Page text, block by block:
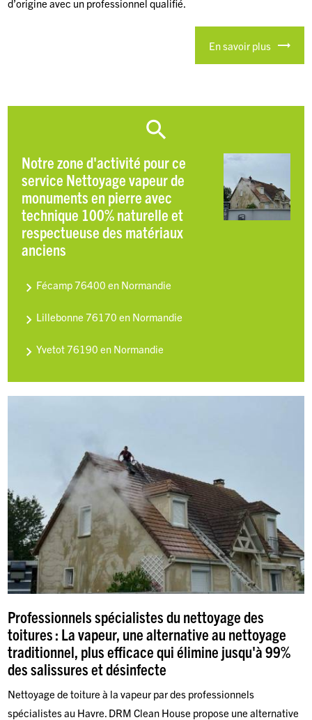
d’origine avec un professionnel qualifié.
En savoir plus
Notre zone d'activité pour ce
service Nettoyage vapeur de
monuments en pierre avec
technique 100% naturelle et
respectueuse des matériaux
anciens
Fécamp 76400 en Normandie
Lillebonne 76170 en Normandie
Yvetot 76190 en Normandie
Professionnels spécialistes du nettoyage des
toitures : La vapeur, une alternative au nettoyage
traditionnel, plus efficace qui élimine jusqu'à 99%
des salissures et désinfecte
Nettoyage de toiture à la vapeur par des professionnels
spécialistes au Havre. DRM Clean House propose une alternative